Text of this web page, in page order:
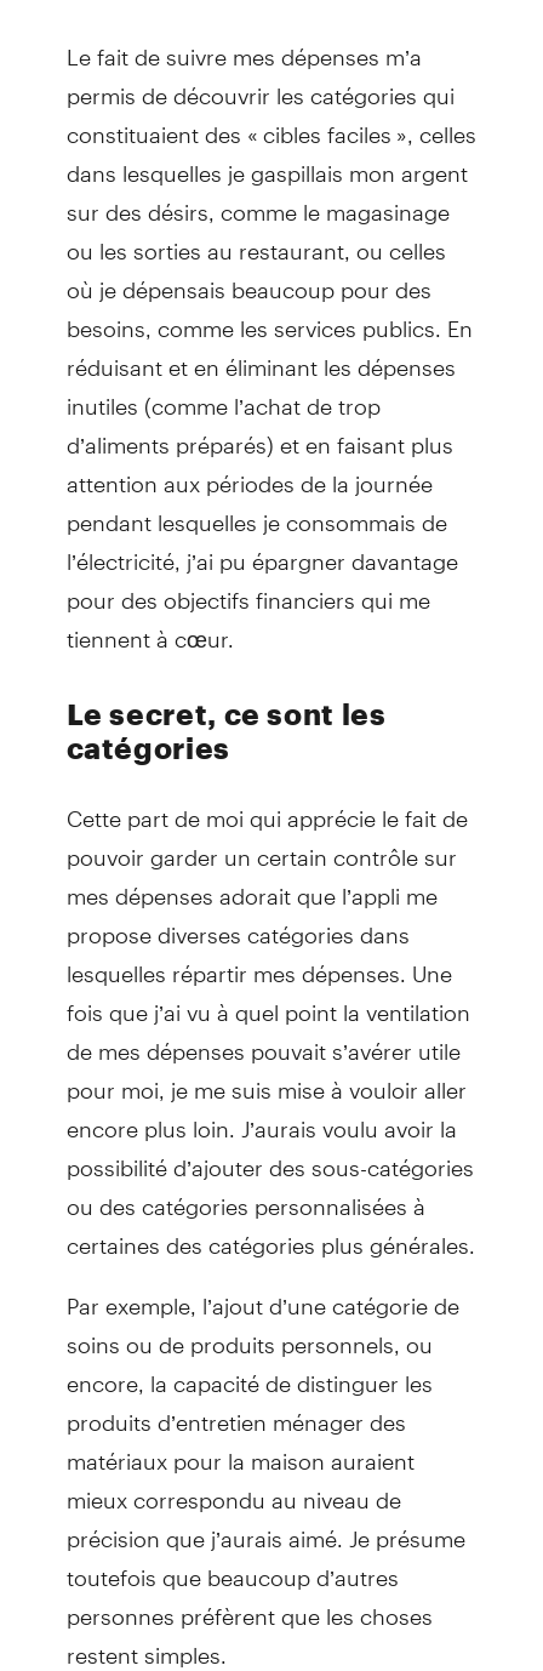
Le fait de suivre mes dépenses m’a
permis de découvrir les catégories qui
constituaient des « cibles faciles », celles
dans lesquelles je gaspillais mon argent
sur des désirs, comme le magasinage
ou les sorties au restaurant, ou celles
où je dépensais beaucoup pour des
besoins, comme les services publics. En
réduisant et en éliminant les dépenses
inutiles (comme l’achat de trop
d’aliments préparés) et en faisant plus
attention aux périodes de la journée
pendant lesquelles je consommais de
l’électricité, j’ai pu épargner davantage
pour des objectifs financiers qui me
tiennent à cœur.
Le secret, ce sont les
catégories
Cette part de moi qui apprécie le fait de
pouvoir garder un certain contrôle sur
mes dépenses adorait que l’appli me
propose diverses catégories dans
lesquelles répartir mes dépenses. Une
fois que j’ai vu à quel point la ventilation
de mes dépenses pouvait s’avérer utile
pour moi, je me suis mise à vouloir aller
encore plus loin. J’aurais voulu avoir la
possibilité d’ajouter des sous-catégories
ou des catégories personnalisées à
certaines des catégories plus générales.
Par exemple, l’ajout d’une catégorie de
soins ou de produits personnels, ou
encore, la capacité de distinguer les
produits d’entretien ménager des
matériaux pour la maison auraient
mieux correspondu au niveau de
précision que j’aurais aimé. Je présume
toutefois que beaucoup d’autres
personnes préfèrent que les choses
restent simples.